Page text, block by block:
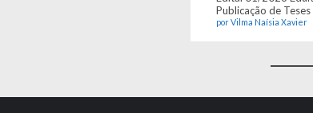
Publicação de
por Vilma Naísia Xavier